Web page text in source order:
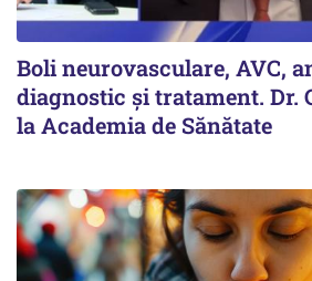
Boli neurovasculare, AVC,
diagnostic și tratament. Dr.
la Academia de Sănătate